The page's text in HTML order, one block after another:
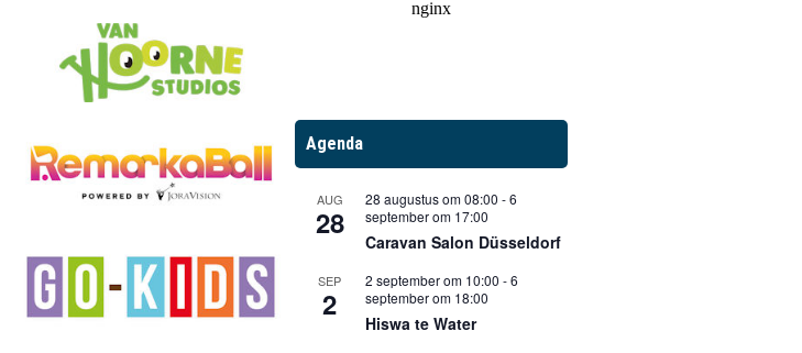
Agenda
AUG
28
28 augustus om 08:00 -6
september om 17:00
Caravan Salon Düsseldorf
SEP
2
2 september om 10:00 -6
september om 18:00
Hiswa te Water